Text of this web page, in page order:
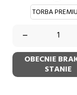
TORBA
–
OBECNIE
STANIE